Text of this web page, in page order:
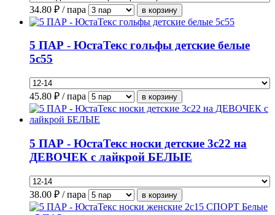
34.80 ₽ / пара
5 ПАР - ЮстаТекс гольфы детские белые
5с55
45.80 ₽ / пара
5 ПАР - ЮстаТекс носки детские 3с22 на
ДЕВОЧЕК с лайкрой БЕЛЫЕ
38.00 ₽ / пара